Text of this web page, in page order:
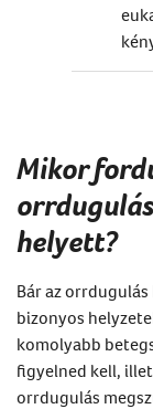
Mikor
orrdugulás
helyett?
Bár az
bizonyos
komolyabb
figyelned kell,
orrdugulás